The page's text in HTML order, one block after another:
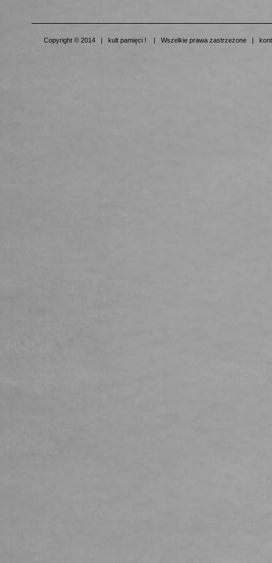
Copyright © 2014 | kult pamięci ! | Wszelkie prawa zastrzeżone |